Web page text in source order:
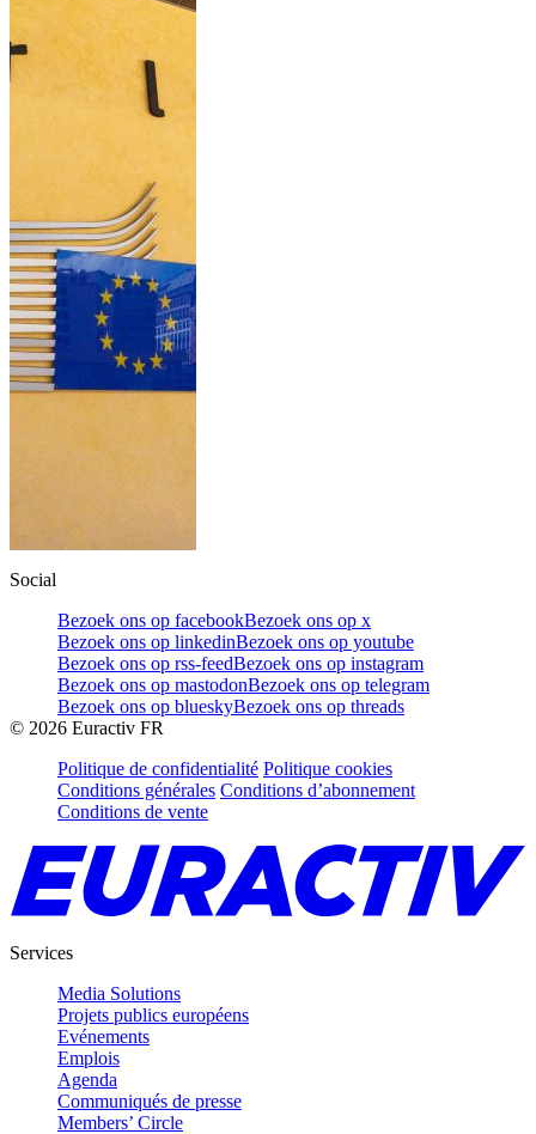
Social
Bezoek ons op facebookBezoek ons op x
Bezoek ons op linkedinBezoek ons op youtube
Bezoek ons op rss-feedBezoek ons op instagram
Bezoek ons op mastodonBezoek ons op telegram
Bezoek ons op blueskyBezoek ons op threads
© 2026 Euractiv FR
Politique de confidentialité Politique cookies
Conditions générales Conditions d’abonnement
Conditions de vente
Services
Media Solutions
Projets publics européens
Evénements
Emplois
Agenda
Communiqués de presse
Members’ Circle